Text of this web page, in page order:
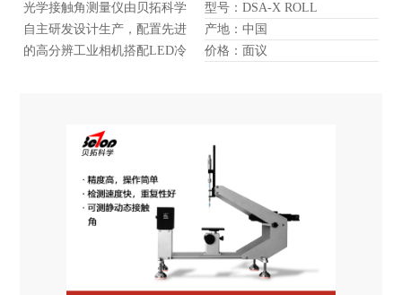
光学接触角测量仪由贝拓科学
自主研发设计生产，配置先进
的高分辨工业相机搭配LED冷
高精密大扭距步进电机驱动，
使得测量高精度倾斜角的时候
保持高稳定性，从滴液到转
动，全程自动化控制，自动捕
捉滚动瞬间图片，带自动锁上
型号：DSA-X ROLL
产地：中国
价格：面议